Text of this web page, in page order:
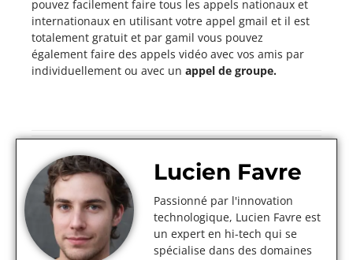
pouvez facilement faire tous les appels nationaux et
internationaux en utilisant votre appel gmail et il est
totalement gratuit et par gamil vous pouvez
également faire des appels vidéo avec vos amis par
individuellement ou avec un appel de groupe.
Lucien Favre
Passionné par l'innovation
technologique, Lucien Favre est
un expert en hi-tech qui se
spécialise dans des domaines